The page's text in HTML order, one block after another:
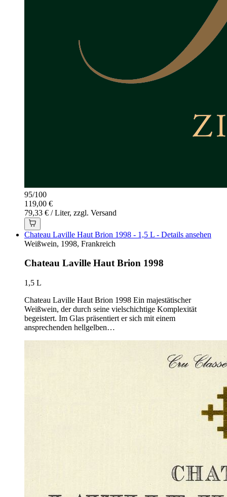
95/100
119,00 €
79,33 € / Liter, zzgl. Versand
Chateau Laville Haut Brion 1998 - 1,5 L - Details ansehen
Weißwein, 1998, Frankreich
Chateau Laville Haut Brion 1998
1,5 L
Chateau Laville Haut Brion 1998 Ein majestätischer
Weißwein, der durch seine vielschichtige Komplexität
begeistert. Im Glas präsentiert er sich mit einem
ansprechenden hellgelben…